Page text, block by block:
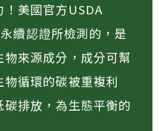
美國官方USDA
續認證所檢測的，是
來源成分，成分可幫
循環的碳被重複利
排放，為生態平衡的